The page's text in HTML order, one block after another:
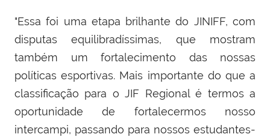
"Essa foi uma etapa brilhante do JINIFF, com
disputas equilibradíssimas, que mostram
também um fortalecimento das nossas
políticas esportivas. Mais importante do que a
classificação para o JIF Regional é termos a
oportunidade de fortalecermos nosso
intercampi, passando para nossos estudantes-